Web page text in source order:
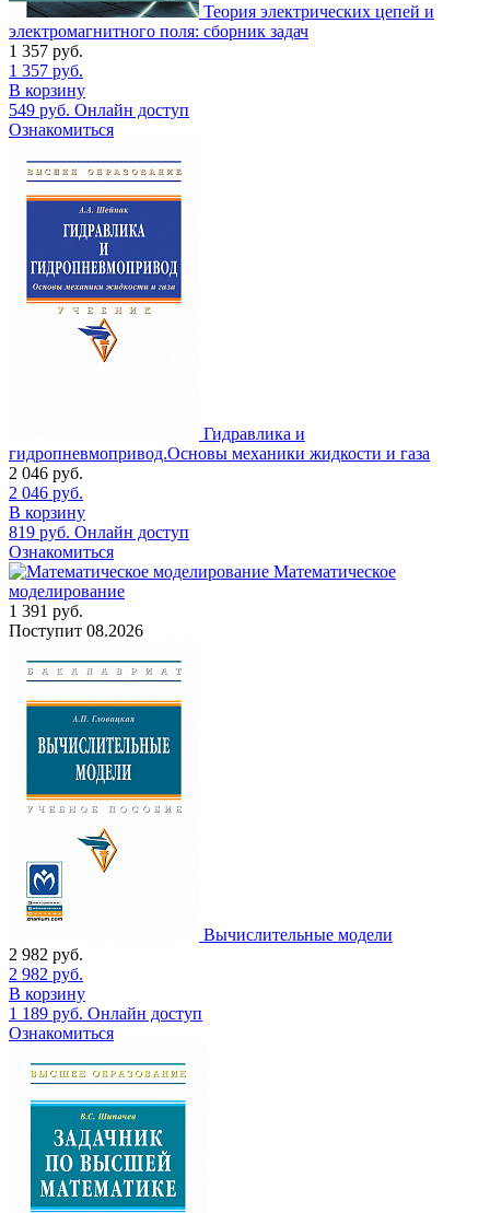
Теория электрических цепей и
электромагнитного поля: сборник задач
1 357 руб.
1 357 руб.
В корзину
549 руб. Онлайн доступ
Ознакомиться
Гидравлика и
гидропневмопривод.Основы механики жидкости и газа
2 046 руб.
2 046 руб.
В корзину
819 руб. Онлайн доступ
Ознакомиться
Математическое
моделирование
1 391 руб.
Поступит 08.2026
Вычислительные модели
2 982 руб.
2 982 руб.
В корзину
1 189 руб. Онлайн доступ
Ознакомиться